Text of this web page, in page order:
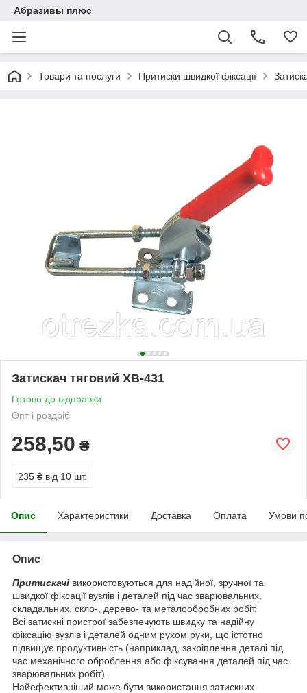
Абразивы плюс
Товари та послуги Притиски швидкої фіксації
Затискач тяговий XB-431
Готово до відправки
Опт і роздріб
258,50 ₴
235 ₴ від 10 шт.
Опис Характеристики Доставка Оплата Умови
Опис
Притискачі використовуються для надійної, зручної та
швидкої фіксації вузлів і деталей під час зварювальних,
складальних, скло-, дерево- та металообробних робіт.
Всі затискні пристрої забезпечують швидку та надійну
фіксацію вузлів і деталей одним рухом руки, що істотно
підвищує продуктивність (наприклад, закріплення деталі під
час механічного оброблення або фіксування деталей під час
зварювальних робіт).
Найефективніший може бути використання затискних